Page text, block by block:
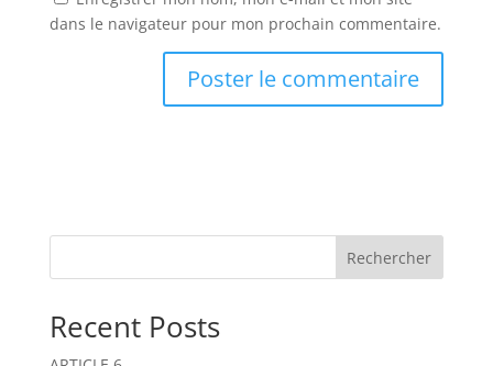
dans le navigateur pour mon prochain commentaire.
i
Rechercher
Recent Posts